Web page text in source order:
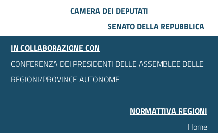
CAMERA DEI DEPUTATI
SENATO DELLA REPUBBLICA
IN COLLABORAZIONE CON
CONFERENZA DEI PRESIDENTI DELLE ASSEMBLEE DELLE
REGIONI/PROVINCE AUTONOME
NORMATTIVA REGIONI
Home